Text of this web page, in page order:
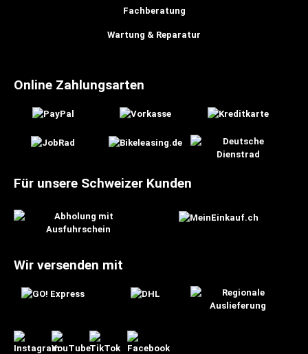
Fachberatung
Wartung & Reparatur
Online Zahlungsarten
Für unsere Schweizer Kunden
Wir versenden mit